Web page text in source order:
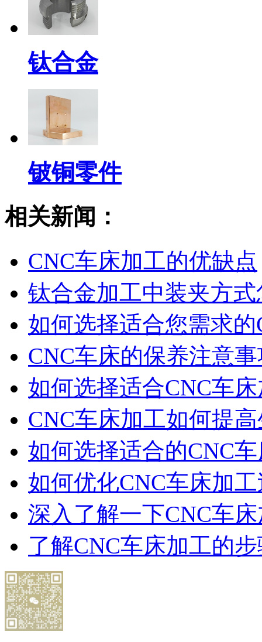
钛合金
铍铜零件
相关新闻：
CNC车床加工的优缺点
钛合金加工中装夹方
如何选择适合您需求
CNC车床的保养注意
如何选择适合CNC车
CNC车床加工如何提
如何选择适合的CNC
如何优化CNC车床加
深入了解一下CNC车
了解CNC车床加工的